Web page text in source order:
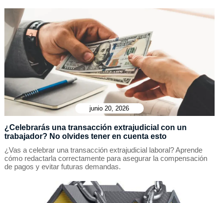
junio 20, 2026
¿Celebrarás una transacción extrajudicial con un
trabajador? No olvides tener en cuenta esto
¿Vas a celebrar una transacción extrajudicial laboral? Aprende
cómo redactarla correctamente para asegurar la compensación
de pagos y evitar futuras demandas.